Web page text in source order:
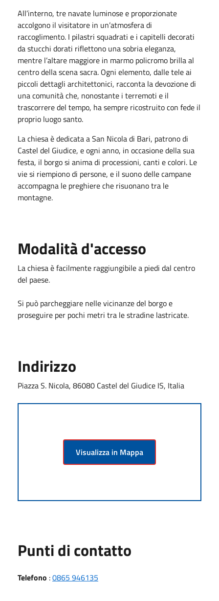
All’interno, tre navate luminose e proporzionate
accolgono il visitatore in un’atmosfera di
raccoglimento. I pilastri squadrati e i capitelli decorati
da stucchi dorati riflettono una sobria eleganza,
mentre l’altare maggiore in marmo policromo brilla al
centro della scena sacra. Ogni elemento, dalle tele ai
piccoli dettagli architettonici, racconta la devozione di
una comunità che, nonostante i terremoti e il
trascorrere del tempo, ha sempre ricostruito con fede il
proprio luogo santo.
La chiesa è dedicata a San Nicola di Bari, patrono di
Castel del Giudice, e ogni anno, in occasione della sua
festa, il borgo si anima di processioni, canti e colori. Le
vie si riempiono di persone, e il suono delle campane
accompagna le preghiere che risuonano tra le
montagne.
Modalità d'accesso
La chiesa è facilmente raggiungibile a piedi dal centro
del paese.
Si può parcheggiare nelle vicinanze del borgo e
proseguire per pochi metri tra le stradine lastricate.
Indirizzo
Piazza S. Nicola, 86080 Castel del Giudice IS, Italia
Visualizza in Mappa
Punti di contatto
Telefono :0865 946135